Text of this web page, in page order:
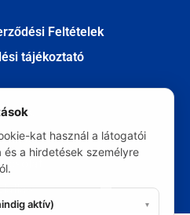
Feltételek
tájékoztató
fenntartva 2020
kat használ a látogatói
és a hirdetések személyre
aktív) ▾